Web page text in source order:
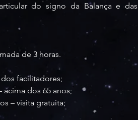
do signo da Balança e das
de 3 horas.
facilitadores;
acima dos 65 anos;
– visita gratuita;